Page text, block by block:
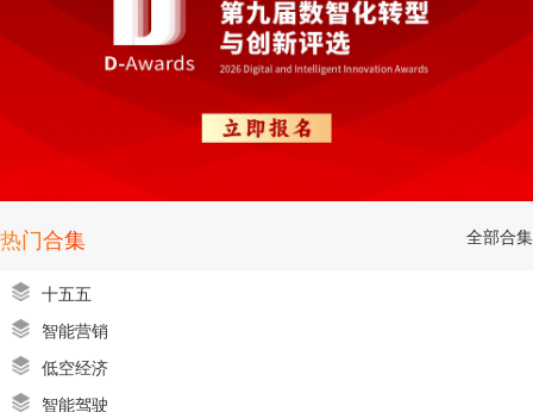
热门合集 全部合集
十五五
智能营销
低空经济
智能驾驶